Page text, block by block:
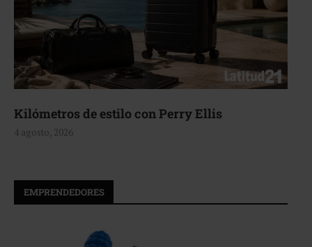
Aerie, texturas que fluyen
4 agosto, 2026
EMPRENDEDORES